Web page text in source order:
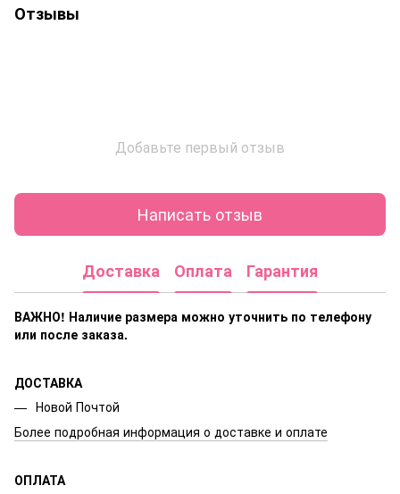
Отзывы
Добавьте первый отзыв
Написать отзыв
Доставка Оплата Гарантия
ВАЖНО! Наличие размера можно уточнить по телефону
или после заказа.
ДОСТАВКА
Новой Почтой
Более подробная информация о доставке и оплате
ОПЛАТА